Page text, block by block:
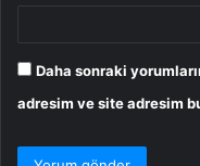
Daha sonraki
adresim ve site adresim